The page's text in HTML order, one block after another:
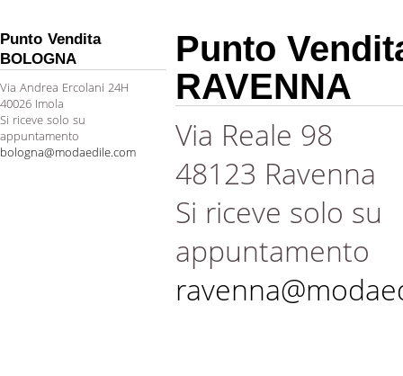
Punto Vendita
BOLOGNA
Via Andrea Ercolani 24H
40026 Imola
Si riceve solo su
appuntamento
bologna@modaedile.com
Punto
RAVENNA
Via Reale 98
48123 Ravenna
Si riceve solo su
appuntamento